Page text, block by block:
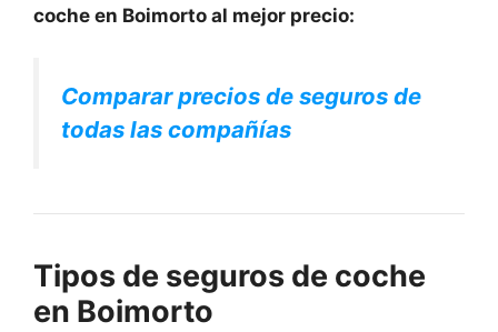
coche en Boimorto al mejor precio:
Comparar precios de seguros de
todas las compañías
Tipos de seguros de coche
en Boimorto